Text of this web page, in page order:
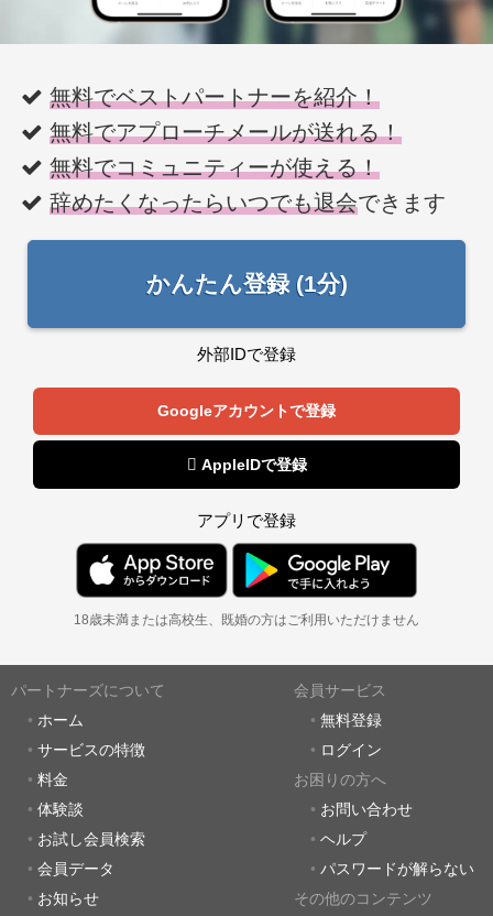
無料でベストパートナーを紹介！
無料でアプローチメールが送れる！
無料でコミュニティーが使える！
辞めたくなったらいつでも退会できます
かんたん登録 (1分)
外部IDで登録
Googleアカウントで登録
 AppleIDで登録
アプリで登録
18歳未満または高校生、既婚の方はご利用いただけません
パートナーズについて
ホーム
サービスの特徴
料金
体験談
お試し会員検索
会員データ
お知らせ
会員サービス
無料登録
ログイン
お困りの方へ
お問い合わせ
ヘルプ
パスワードが解らない
その他のコンテンツ